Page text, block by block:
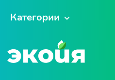
Категории